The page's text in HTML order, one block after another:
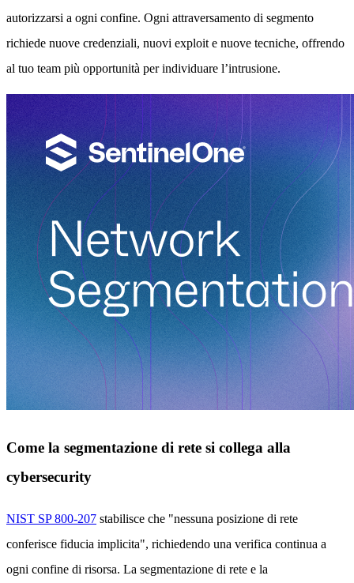
autorizzarsi a ogni confine. Ogni attraversamento di segmento
richiede nuove credenziali, nuovi exploit e nuove tecniche, offrendo
al tuo team più opportunità per individuare l’intrusione.
Come la segmentazione di rete si collega alla
cybersecurity
NIST SP 800-207 stabilisce che "nessuna posizione di rete
conferisce fiducia implicita", richiedendo una verifica continua a
ogni confine di risorsa. La segmentazione di rete e la